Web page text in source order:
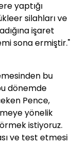
yaptığı
silahları ve
işaret
sona ermiştir."
bu
dönemde
Pence,
yönelik
istiyoruz.
ve test etmesi